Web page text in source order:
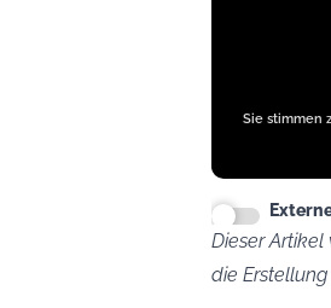
Sie stimmen
Dieser
die